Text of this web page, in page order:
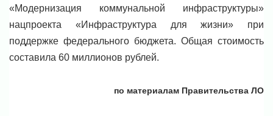
«Модернизация коммунальной инфраструктуры»
нацпроекта «Инфраструктура для жизни» при
поддержке федерального бюджета. Общая стоимость
составила 60 миллионов рублей.
по материалам Правительства ЛО